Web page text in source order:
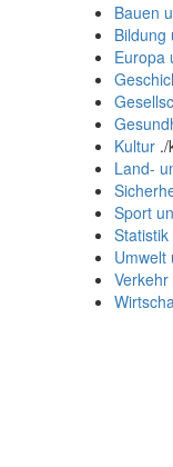
Bauen
Bildung
Europa
Kultur ./
Land-
Sport
Statistik
Umwelt
Verkehr